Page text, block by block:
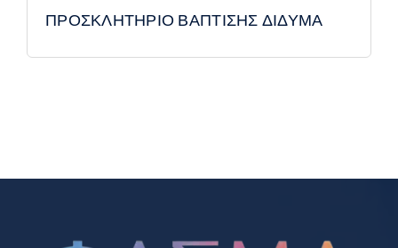
ΠΡΟΣΚΛΗΤΗΡΙΟ ΒΑΠΤΙΣΗΣ ΔΙΔΥΜΑ